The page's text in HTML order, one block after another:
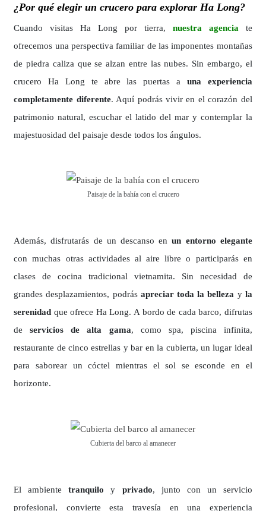
¿Por qué elegir un crucero para explorar Ha Long?
Cuando visitas Ha Long por tierra, nuestra agencia te
ofrecemos una perspectiva familiar de las imponentes montañas
de piedra caliza que se alzan entre las nubes. Sin embargo, el
crucero Ha Long te abre las puertas a una experiencia
completamente diferente. Aquí podrás vivir en el corazón del
patrimonio natural, escuchar el latido del mar y contemplar la
majestuosidad del paisaje desde todos los ángulos.
Paisaje de la bahía con el crucero
Además, disfrutarás de un descanso enun entorno elegante
con muchas otras actividades al aire libre o participarás en
clases de cocina tradicional vietnamita. Sin necesidad de
grandes desplazamientos, podrás apreciar toda la belleza y la
serenidad que ofrece Ha Long. A bordo de cada barco, difrutas
deservicios de alta gama, como spa, piscina infinita,
restaurante de cinco estrellas y bar en la cubierta, un lugar ideal
para saborear un cóctel mientras el sol se esconde en el
horizonte.
Cubierta del barco al amanecer
El ambientetranquiloy privado, junto con un servicio
profesional, convierte esta travesía en una experiencia